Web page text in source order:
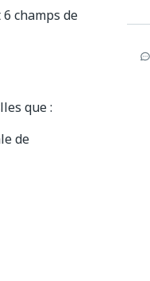
champs de
que :
de